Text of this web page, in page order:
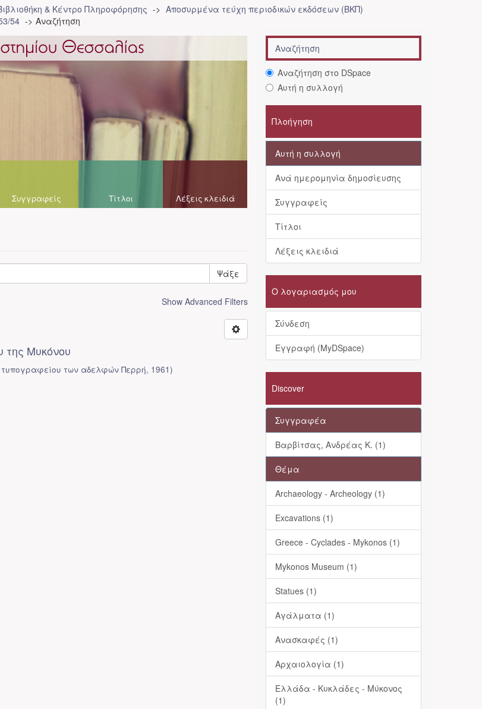
& Κέντρο Πληροφόρησης
Αποσυρμένα τεύχη περιοδικών εκδόσεων (ΒΚΠ)
54 Αναζήτηση
Συγγραφείς Τίτλοι Λέξεις κλειδιά
Ψάξε
Show Advanced Filters
της Μυκόνου
τυπογραφείου των αδελφών Περρή, 1961)
Αναζήτηση στο DSpace
Αυτή η συλλογή
Πλοήγηση
Αυτή η συλλογή
Ανά ημερομηνία δημοσίευσης
Συγγραφείς
Τίτλοι
Λέξεις κλειδιά
Ο λογαριασμός μου
Σύνδεση
Εγγραφή (MyDSpace)
Discover
Συγγραφέα
Βαρβίτσας, Ανδρέας Κ. (1)
Θέμα
Archaeology - Archeology (1)
Excavations (1)
Greece - Cyclades - Mykonos (1)
Mykonos Museum (1)
Statues (1)
Αγάλματα (1)
Ανασκαφές (1)
Αρχαιολογία (1)
Ελλάδα - Κυκλάδες - Μύκονος
(1)